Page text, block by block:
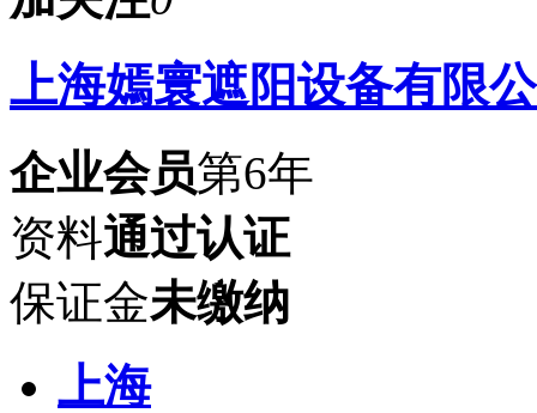
上海嫣寰遮阳设备有限
企业会员第6年
资料通过认证
保证金未缴纳
上海